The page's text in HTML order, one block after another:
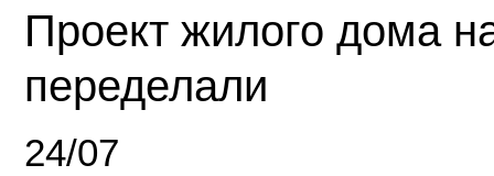
Проект жилого дома
переделали
24/07